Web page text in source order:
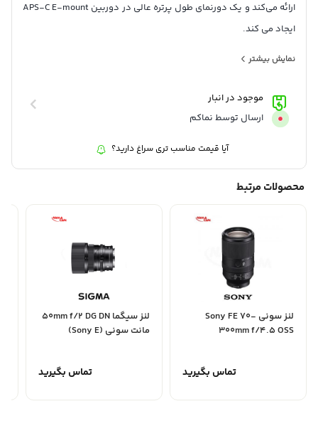
ارائه می‌کند و یک دورنمای طول پرتره عالی در دوربین APS-C E-mount
ایجاد می کند.
تصاویر کمک می کند.
نمایش بیشتر
موجود در انبار
ارسال توسط نماکم
آیا قیمت مناسب تری سراغ دارید؟
محصولات مرتبط
لنز سونی Sony FE 70-
300mm f/4.5 OSS
تماس بگیرید
لنز سیگما 50mm f/2 DG DN
مانت سونی (Sony E)
تماس بگیرید